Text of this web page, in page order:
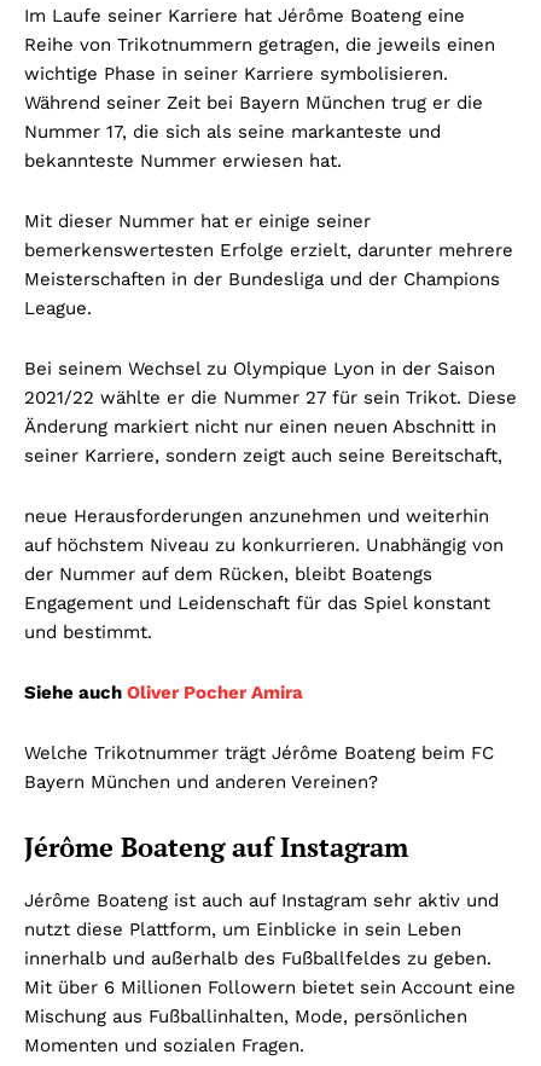
Im Laufe seiner Karriere hat Jérôme Boateng eine
Reihe von Trikotnummern getragen, die jeweils einen
wichtige Phase in seiner Karriere symbolisieren.
Während seiner Zeit bei Bayern München trug er die
Nummer 17, die sich als seine markanteste und
bekannteste Nummer erwiesen hat.
Mit dieser Nummer hat er einige seiner
bemerkenswertesten Erfolge erzielt, darunter mehrere
Meisterschaften in der Bundesliga und der Champions
League.
Bei seinem Wechsel zu Olympique Lyon in der Saison
2021/22 wählte er die Nummer 27 für sein Trikot. Diese
Änderung markiert nicht nur einen neuen Abschnitt in
seiner Karriere, sondern zeigt auch seine Bereitschaft,
neue Herausforderungen anzunehmen und weiterhin
auf höchstem Niveau zu konkurrieren. Unabhängig von
der Nummer auf dem Rücken, bleibt Boatengs
Engagement und Leidenschaft für das Spiel konstant
und bestimmt.
Siehe auch Oliver Pocher Amira
Welche Trikotnummer trägt Jérôme Boateng beim FC
Bayern München und anderen Vereinen?
Jérôme Boateng auf Instagram
Jérôme Boateng ist auch auf Instagram sehr aktiv und
nutzt diese Plattform, um Einblicke in sein Leben
innerhalb und außerhalb des Fußballfeldes zu geben.
Mit über 6 Millionen Followern bietet sein Account eine
Mischung aus Fußballinhalten, Mode, persönlichen
Momenten und sozialen Fragen.